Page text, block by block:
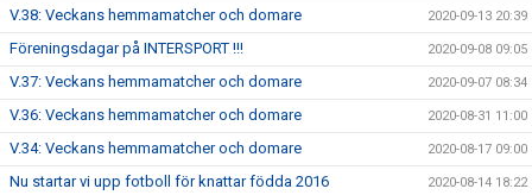
V.38: Veckans hemmamatcher och domare 2020-09-13 20:39
Föreningsdagar på INTERSPORT !!! 2020-09-08 09:05
V.37: Veckans hemmamatcher och domare 2020-09-07 08:34
V.36: Veckans hemmamatcher och domare 2020-08-31 11:00
V.34: Veckans hemmamatcher och domare 2020-08-17 09:00
Nu startar vi upp fotboll för knattar födda 2016 2020-08-14 18:22